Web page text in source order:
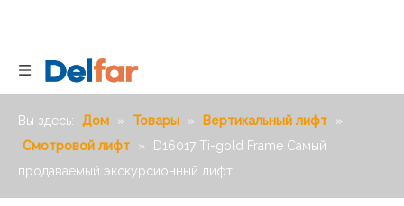
Вы здесь: Дом » Товары » Вертикальный лифт
»
Смотровой лифт
»
D16017 Ti-gold Frame Самый
продаваемый экскурсионный лифт